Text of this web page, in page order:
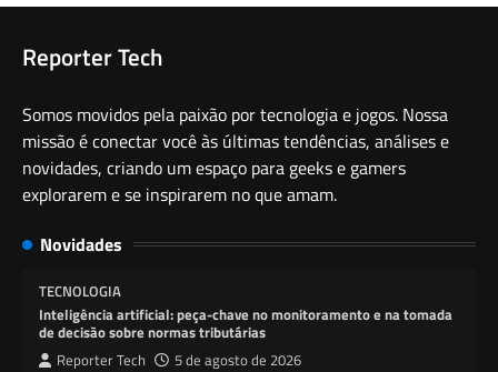
Reporter Tech
Somos movidos pela paixão por tecnologia e jogos. Nossa
missão é conectar você às últimas tendências, análises e
novidades, criando um espaço para geeks e gamers
explorarem e se inspirarem no que amam.
Novidades
TECNOLOGIA
Inteligência artificial: peça-chave no monitoramento e na tomada
de decisão sobre normas tributárias
Reporter Tech 5 de agosto de 2026